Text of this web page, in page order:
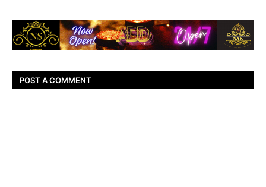
POST A COMMENT